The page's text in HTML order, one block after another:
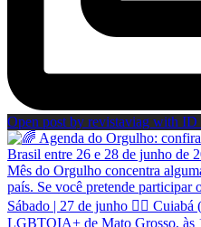
Open post by revistaviag with